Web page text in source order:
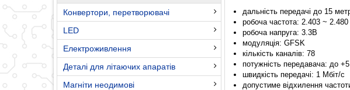
Конвертори, перетворювачі
LED
Електроживлення
Деталі для літаючих апаратів
Магніти неодимові
дальність передачі до 15
робоча частота: 2.403 ~ 2.480
робоча напруга: 3.3В
модуляція: GFSK
кількість каналів: 78
потужність передавача: до
швидкість передачі: 1 Мбіт/с
допустиме відхилення